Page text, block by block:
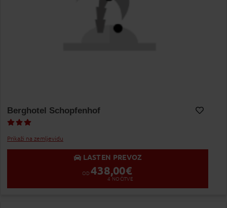
Berghotel Schopfenhof
Prikaži na zemljevidu
LASTEN PREVOZ
OD 438,00€
4 NOČITVE